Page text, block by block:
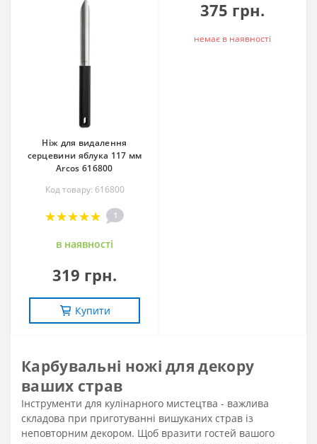
Ніж для видалення
серцевини яблука 117 мм
Arcos 616800
Код товару: 616800
1
в наявностi
319 грн.
Купити
375 грн.
немає в наявностi
Карбувальні ножі для декору
ваших страв
Інструменти для кулінарного мистецтва - важлива
складова при приготуванні вишуканих страв із
неповторним декором. Щоб вразити гостей вашого